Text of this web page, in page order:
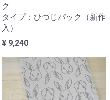
ク
タイプ：ひつじパック（新作
入）
¥ 9,240